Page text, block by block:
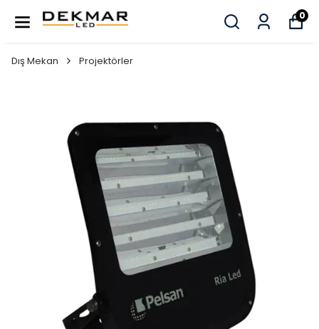
0
Dış Mekan Projektörler